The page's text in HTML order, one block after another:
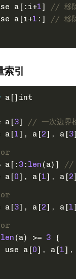
a[:i+
1]
// 移
a[i+
1 :]
// 移
引
a[] int
a[3]
// 一次边界
a[1], a[2], a[3
a[: 3 : len (a)]
//
a[0], a[1], a[2
a[3], a[2], a[1
len (a) >= 3 {
use a[
0], a[1],